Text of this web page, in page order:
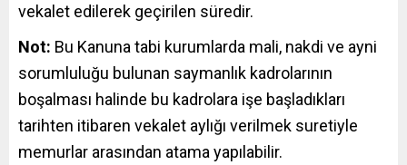
vekalet edilerek geçirilen süredir.
Not: Bu Kanuna tabi kurumlarda mali, nakdi ve ayni
sorumluluğu bulunan saymanlık kadrolarının
boşalması halinde bu kadrolara işe başladıkları
tarihten itibaren vekalet aylığı verilmek suretiyle
memurlar arasından atama yapılabilir.